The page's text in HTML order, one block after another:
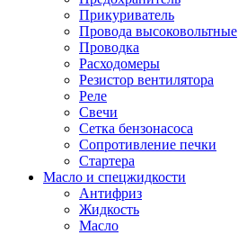
Прикуриватель
Провода высоковольтные
Проводка
Расходомеры
Резистор вентилятора
Реле
Свечи
Сетка бензонасоса
Сопротивление печки
Стартера
Масло и спецжидкости
Антифриз
Жидкость
Масло